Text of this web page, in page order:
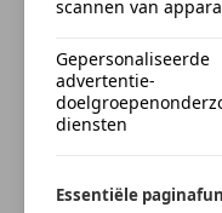
scannen van
advertentie-
diensten
Essentiële